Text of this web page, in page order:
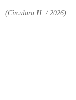
(Circulara II. / 2026)